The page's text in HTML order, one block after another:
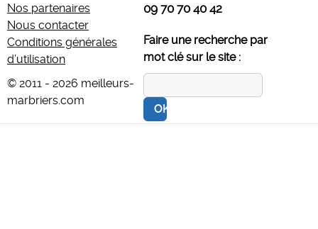
Nos partenaires
Nous contacter
Conditions générales
d’utilisation
© 2011 - 2026 meilleurs-
marbriers.com
09 70 70 40 42
Faire une recherche par
mot clé sur le site :